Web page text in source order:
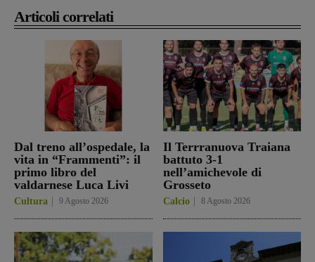
Articoli correlati
Dal treno all’ospedale, la
vita in “Frammenti”: il
primo libro del
valdarnese Luca Livi
Cultura 9 Agosto 2026
Il Terrranuova Traiana
battuto 3-1
nell’amichevole di
Grosseto
Calcio 8 Agosto 2026